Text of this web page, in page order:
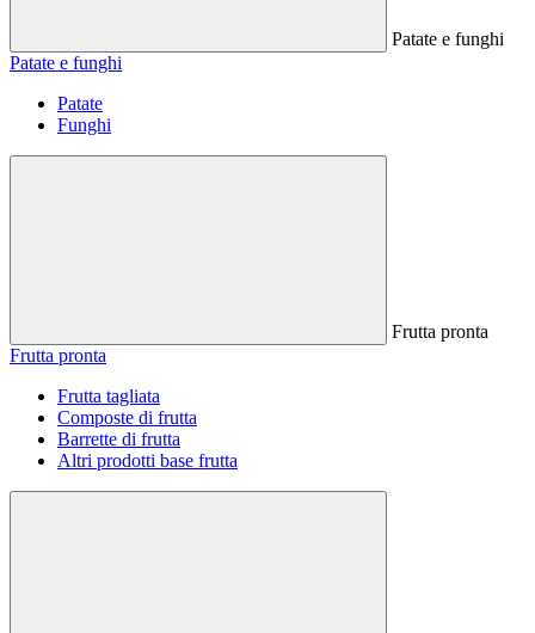
Patate e funghi
Patate e funghi
Patate
Funghi
Frutta pronta
Frutta pronta
Frutta tagliata
Composte di frutta
Barrette di frutta
Altri prodotti base frutta